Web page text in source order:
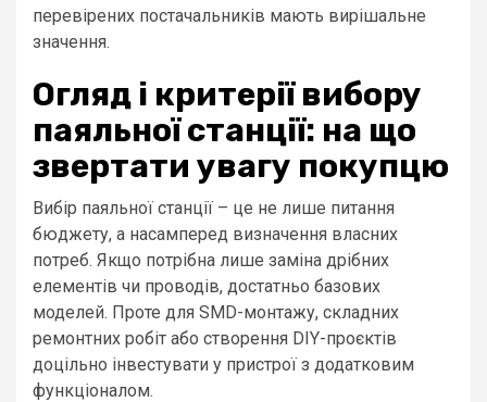
перевірених постачальників мають вирішальне
значення.
Огляд і критерії вибору
паяльної станції: на що
звертати увагу покупцю
Вибір паяльної станції – це не лише питання
бюджету, а насамперед визначення власних
потреб. Якщо потрібна лише заміна дрібних
елементів чи проводів, достатньо базових
моделей. Проте для SMD-монтажу, складних
ремонтних робіт або створення DIY-проєктів
доцільно інвестувати у пристрої з додатковим
функціоналом.